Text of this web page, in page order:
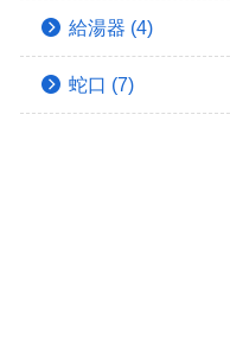
給湯器 (4)
蛇口 (7)